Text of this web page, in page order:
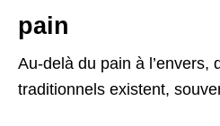
pain
Au-delà du pain à l’envers,
traditionnels existent,